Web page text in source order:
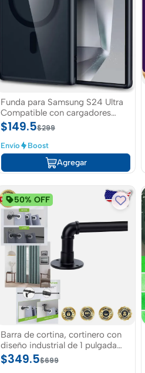
Funda para Samsung S24 Ultra
Compatible con cargadores
inalambricos marca ESR
$149.5$299
Envío Boost
Agregar
50% OFF
Barra de cortina, cortinero con
diseño industrial de 1 pulgada
ajustable de 30 a 240 pulgadas
$349.5$699